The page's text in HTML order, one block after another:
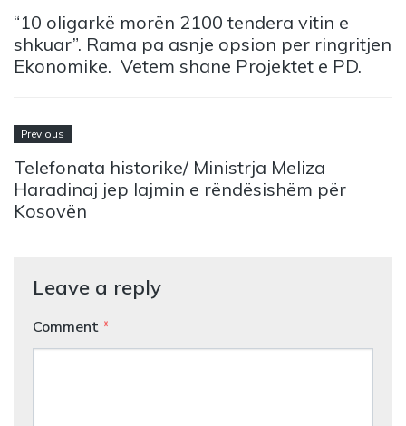
“10 oligarkë morën 2100 tendera vitin e
shkuar”. Rama pa asnje opsion per ringritjen
Ekonomike. Vetem shane Projektet e PD.
Previous
Telefonata historike/ Ministrja Meliza
Haradinaj jep lajmin e rëndësishëm për
Kosovën
Leave a reply
Comment *